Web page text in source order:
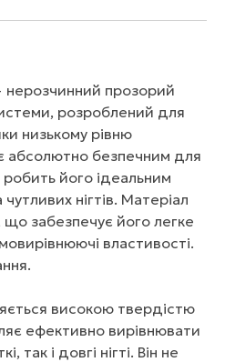
нерозчинний прозорий
розроблений для
низькому рівню
абсолютно безпечним для
робить його ідеальним
нігтів. Матеріал
забезпечує його легке
властивості.
високою твердістю
ефективно вирівнювати
так і довгі нігті. Він не